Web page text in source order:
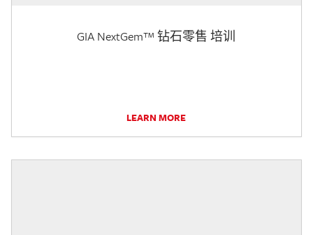
GIA NextGem™ 钻石零售 培训
LEARN MORE